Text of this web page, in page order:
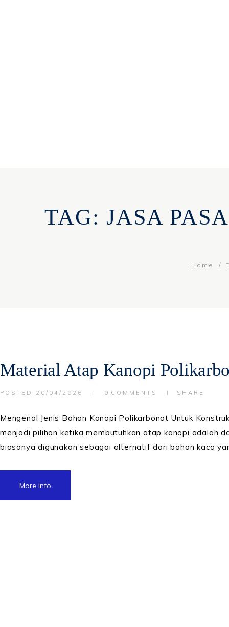
TAG: JASA
Home
Material Atap Kanopi
POSTED 20/04/2026 0 COMMENTS SHARE
Mengenal Jenis Bahan Kanopi Polikarbonat Untuk
menjadi pilihan ketika membutuhkan atap kanopi adalah
biasanya digunakan sebagai alternatif dari bahan kaca
More Info